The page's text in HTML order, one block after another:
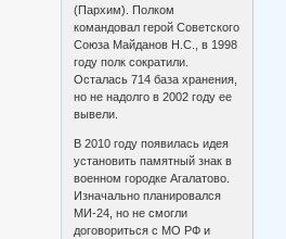
(Пархим). Полком
командовал герой Советского
Союза Майданов Н.С., в 1998
году полк сократили.
Осталась 714 база хранения,
но не надолго в 2002 году ее
вывели.
В 2010 году появилась идея
установить памятный знак в
военном городке Агалатово.
Изначально планировался
МИ-24, но не смогли
договориться с МО РФ и